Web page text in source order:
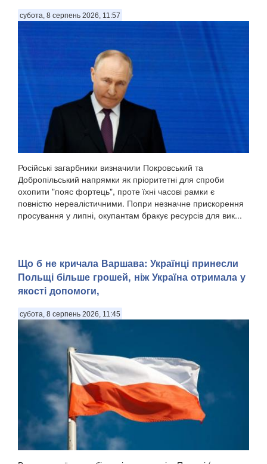
субота, 8 серпень 2026, 11:57
Російські загарбники визначили Покровський та
Добропільський напрямки як пріоритетні для спроби
охопити "пояс фортець", проте їхні часові рамки є
повністю нереалістичними. Попри незначне прискорення
просування у липні, окупантам бракує ресурсів для вик...
Що б не кричала Варшава: Українці принесли
Польщі більше грошей, ніж Україна отримала у
якості допомоги,
субота, 8 серпень 2026, 11:45